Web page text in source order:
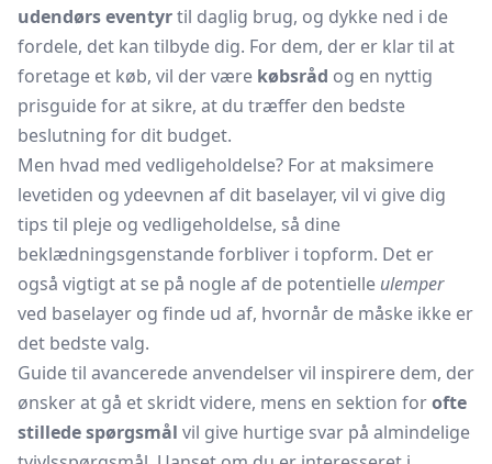
udendørs eventyrtil daglig brug, og dykke ned i de
fordele, det kan tilbyde dig. For dem, der er klar til at
foretage et køb, vil der være købsråd og en nyttig
prisguide for at sikre, at du træffer den bedste
beslutning for dit budget.
Men hvad med vedligeholdelse? For at maksimere
levetiden og ydeevnen af dit baselayer, vil vi give dig
tips til pleje og vedligeholdelse, så dine
beklædningsgenstande forbliver i topform. Det er
også vigtigt at se på nogle af de potentielle ulemper
ved baselayer og finde ud af, hvornår de måske ikke er
det bedste valg.
Guide til avancerede anvendelser vil inspirere dem, der
ønsker at gå et skridt videre, mens en sektion forofte
stillede spørgsmål vil give hurtige svar på almindelige